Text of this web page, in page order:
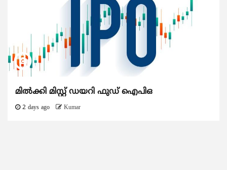
മിൽക്കി മിസ്റ്റ് ഡയറി ഫുഡ് ഐപിഒ
2 days ago Kumar